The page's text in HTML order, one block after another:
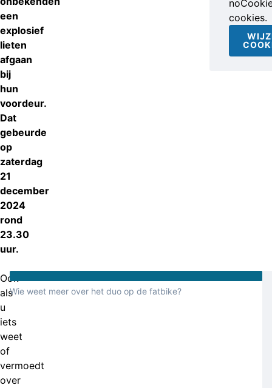
een
explosief
lieten
afgaan
bij
hun
voordeur.
Dat
gebeurde
op
zaterdag
21
december
2024
rond
23.30
uur.
cookies.
Ook
als
u
iets
weet
of
vermoedt
over
Wie weet meer over het duo op de fatbike?